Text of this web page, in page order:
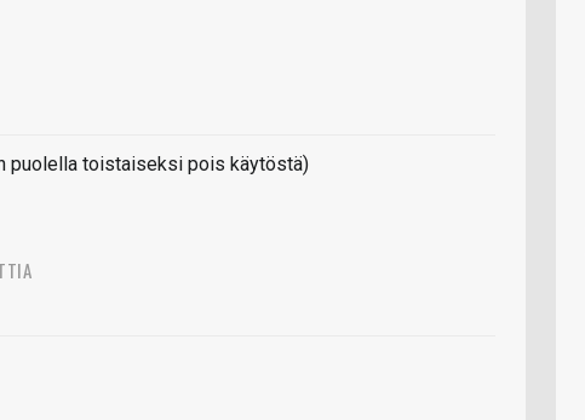
puolella toistaiseksi pois käytöstä)